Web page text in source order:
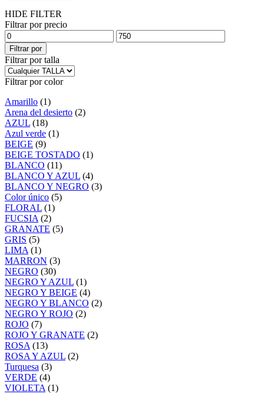
HIDE FILTER
Filtrar por precio
Filtrar por
Filtrar por talla
Filtrar por color
Amarillo (1)
Arena del desierto (2)
AZUL (18)
Azul verde (1)
BEIGE (9)
BEIGE TOSTADO (1)
BLANCO (11)
BLANCO Y AZUL (4)
BLANCO Y NEGRO (3)
Color único (5)
FLORAL (1)
FUCSIA (2)
GRANATE (5)
GRIS (5)
LIMA (1)
MARRON (3)
NEGRO (30)
NEGRO Y AZUL (1)
NEGRO Y BEIGE (4)
NEGRO Y BLANCO (2)
NEGRO Y ROJO (2)
ROJO (7)
ROJO Y GRANATE (2)
ROSA (13)
ROSA Y AZUL (2)
Turquesa (3)
VERDE (4)
VIOLETA (1)